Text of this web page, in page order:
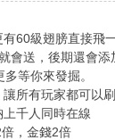
60級翅膀直接飛
會送，後期還會添
等你來發掘。
所有玩家都可以
千人同時在線
，金錢2倍